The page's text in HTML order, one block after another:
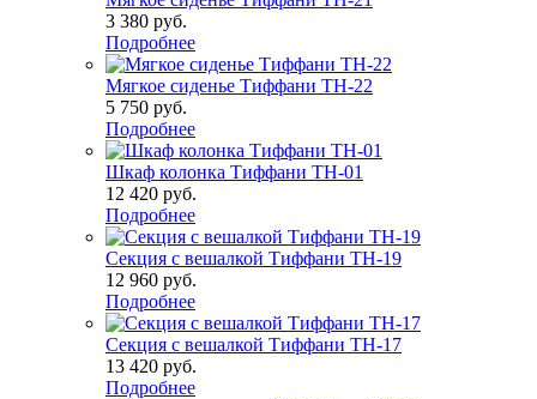
3 380 руб.
Подробнее
Мягкое сиденье Тиффани ТН-22
5 750 руб.
Подробнее
Шкаф колонка Тиффани ТН-01
12 420 руб.
Подробнее
Секция с вешалкой Тиффани ТН-19
12 960 руб.
Подробнее
Секция с вешалкой Тиффани ТН-17
13 420 руб.
Подробнее